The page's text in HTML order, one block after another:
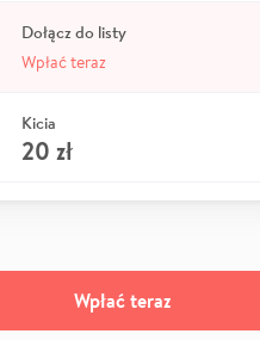
Dołącz do listy
Wpłać teraz
Kicia
20 zł
Wpłać teraz